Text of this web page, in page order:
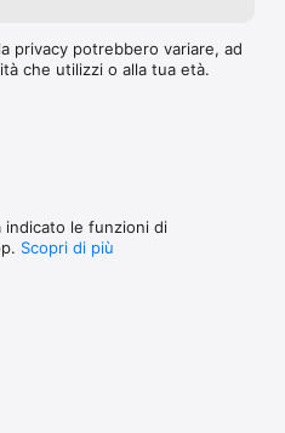
privacy potrebbero variare, ad
che utilizzi o alla tua età.
indicato le funzioni di
Scopri di più